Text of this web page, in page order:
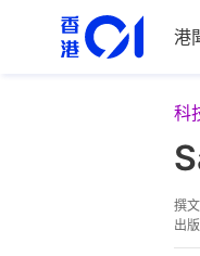
港
科
撰文
出版